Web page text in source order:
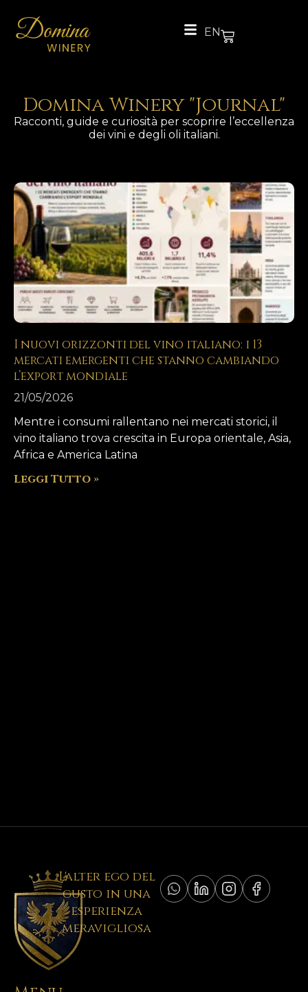
EN
Domina Winery "Journal"
Racconti, guide e curiosità per scoprire l’eccellenza
dei vini e degli oli italiani.
I nuovi orizzonti del vino italiano: i 13
mercati emergenti che stanno cambiando
l’export mondiale
21/05/2026
Mentre i consumi rallentano nei mercati storici, il
vino italiano trova crescita in Europa orientale, Asia,
Africa e America Latina
Leggi Tutto »
L'alter ego del
gusto in una
esperienza
meravigliosa